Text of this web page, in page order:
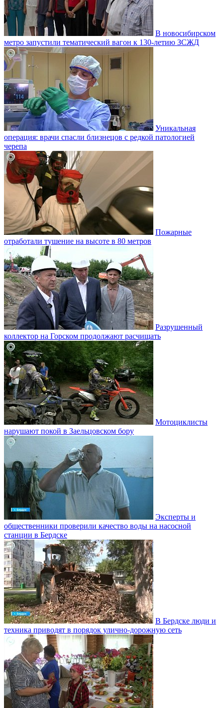
В новосибирском
метро запустили тематический вагон к 130-летию ЗСЖД
Уникальная
операция: врачи спасли близнецов с редкой патологией
черепа
Пожарные
отработали тушение на высоте в 80 метров
Разрушенный
коллектор на Горском продолжают расчищать
Мотоциклисты
нарушают покой в Заельцовском бору
Эксперты и
общественники проверили качество воды на насосной
станции в Бердске
В Бердске люди и
техника приводят в порядок улично‑дорожную сеть